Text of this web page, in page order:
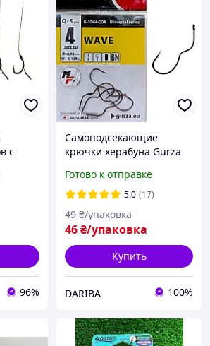
с
96%
Самоподсекающие
крючки херабуна Gurza
на карпа, 5 шт/уп
Готово к отправке
5.0 (17)
46₴/упаковка
49 ₴/упаковка
Купить
DARIBA 100%